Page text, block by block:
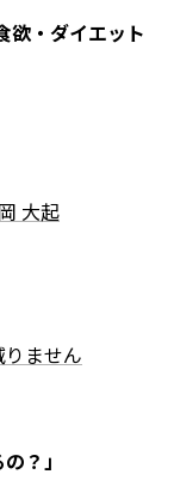
欲・ダイエット
大起
ません
？」